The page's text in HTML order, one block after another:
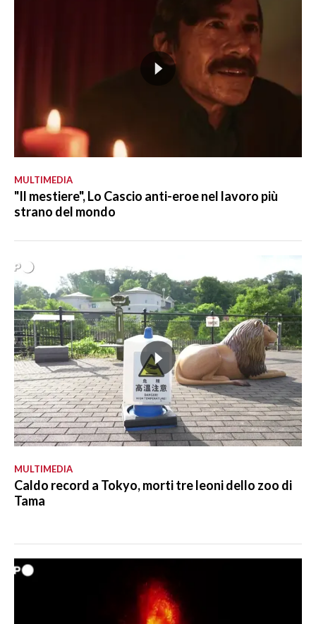
MULTIMEDIA
"Il mestiere", Lo Cascio anti-eroe nel lavoro più
strano del mondo
MULTIMEDIA
Caldo record a Tokyo, morti tre leoni dello zoo di
Tama